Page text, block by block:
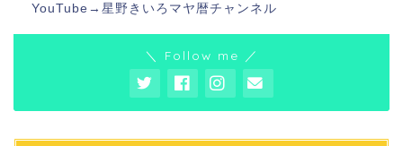
YouTube→ 星野きいろマヤ暦チャンネル
＼ Follow me ／